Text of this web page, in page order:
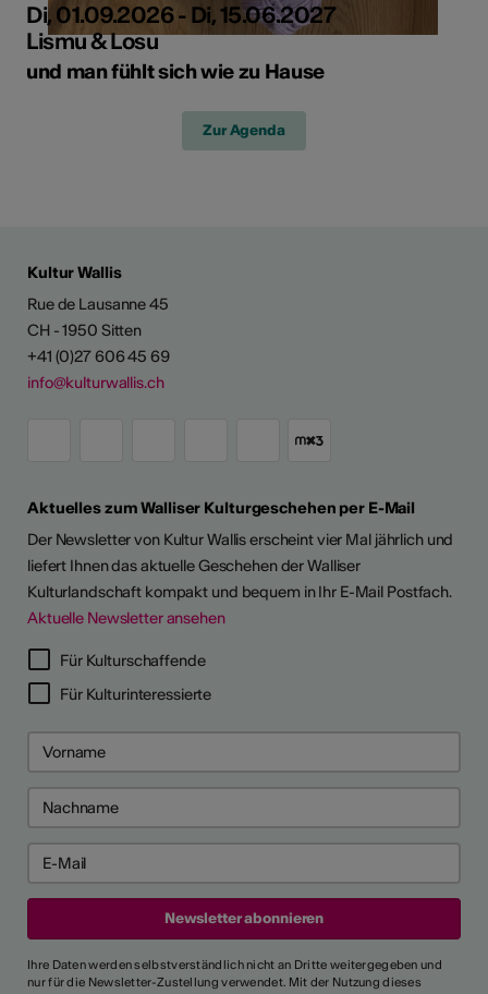
Di, 01.09.2026 - Di, 15.06.2027
Lismu & Losu
und man fühlt sich wie zu Hause
Zur Agenda
Kultur Wallis
Rue de Lausanne 45
CH - 1950 Sitten
+41 (0)27 606 45 69
info@kulturwallis.ch
Aktuelles zum Walliser Kulturgeschehen per E-Mail
Der Newsletter von Kultur Wallis erscheint vier Mal jährlich und
liefert Ihnen das aktuelle Geschehen der Walliser
Kulturlandschaft kompakt und bequem in Ihr E-Mail Postfach.
Aktuelle Newsletter ansehen
Für Kulturschaffende
Für Kulturinteressierte
Ihre Daten werden selbstverständlich nicht an Dritte weitergegeben und
nur für die Newsletter-Zustellung verwendet. Mit der Nutzung dieses